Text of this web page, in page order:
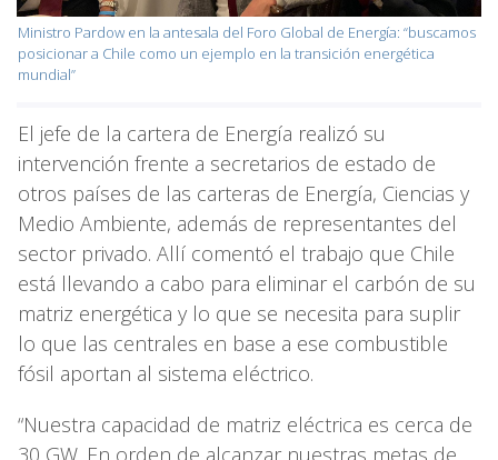
Ministro Pardow en la antesala del Foro Global de Energía: “buscamos
posicionar a Chile como un ejemplo en la transición energética
mundial”
El jefe de la cartera de Energía realizó su
intervención frente a secretarios de estado de
otros países de las carteras de Energía, Ciencias y
Medio Ambiente, además de representantes del
sector privado. Allí comentó el trabajo que Chile
está llevando a cabo para eliminar el carbón de su
matriz energética y lo que se necesita para suplir
lo que las centrales en base a ese combustible
fósil aportan al sistema eléctrico.
“Nuestra capacidad de matriz eléctrica es cerca de
30 GW. En orden de alcanzar nuestras metas de